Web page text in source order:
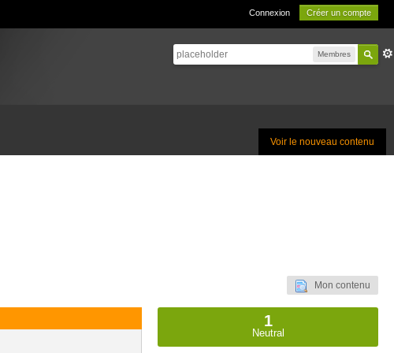
Connexion Créer un compte
Membres
Voir le nouveau contenu
Mon contenu
1
Neutral